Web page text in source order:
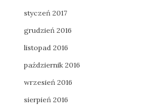
styczeń 2017
grudzień 2016
listopad 2016
październik 2016
wrzesień 2016
sierpień 2016